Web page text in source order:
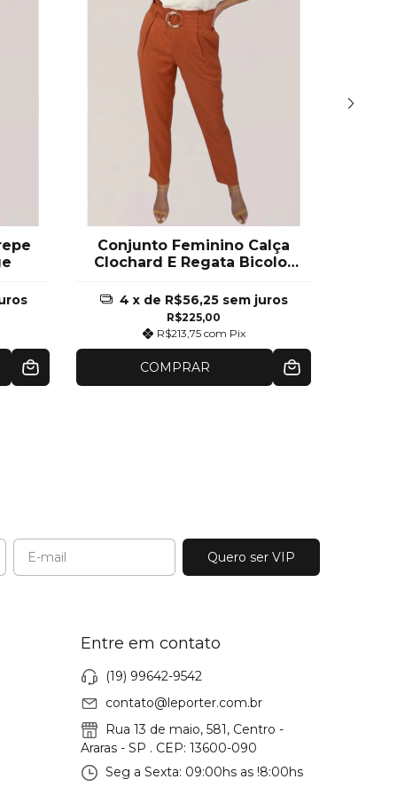
Conjunto Feminino Calça
Clochard E Regata Bicolor
R$225,00
R$213,75 com Pix
4 x de R$56,25 sem juros
COMPRAR
Entre em contato
(19) 99642-9542
contato@leporter.com.br
Rua 13 de maio, 581, Centro -
Araras - SP . CEP: 13600-090
Seg a Sexta: 09:00hs as !8:00hs